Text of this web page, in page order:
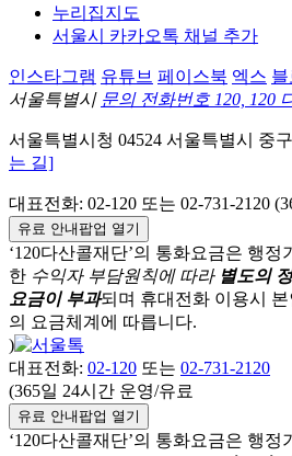
누리집지도
서울시 카카오톡 채널 추가
인스타그램 유튜브 페이스북 엑스 블
서울특별시 문의 전화번호 120, 120
서울특별시청 04524 서울특별시 중구
는 길]
대표전화: 02-120 또는 02-731-2120
유료 안내팝업 열기
‘120다산콜재단’의 통화요금은 행정
한 수익자 부담원칙에 따라 별도의
요금이 부과되며 휴대전화 이용시
의 요금체계에 따릅니다.
)
대표전화: 02-120 또는 02-731-2120
(365일 24시간 운영/유료
유료 안내팝업 열기
‘120다산콜재단’의 통화요금은 행정